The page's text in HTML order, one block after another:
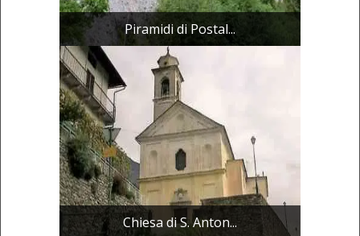
Piramidi di Postal...
Chiesa di S. Anton...